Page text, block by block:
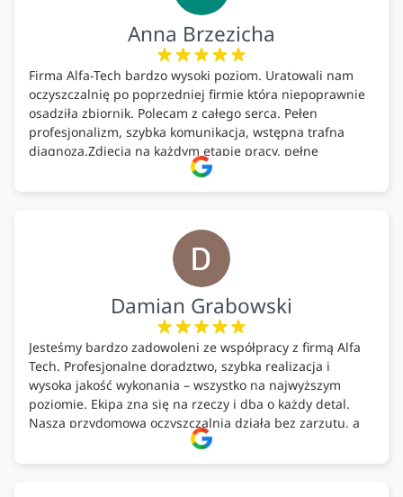
Anna Brzezicha
Firma Alfa-Tech bardzo wysoki poziom. Uratowali nam
oczyszczalnię po poprzedniej firmie która niepoprawnie
osadziła zbiornik. Polecam z całego serca. Pełen
profesjonalizm, szybka komunikacja, wstępna trafna
diagnoza.Zdjęcia na każdym etapie pracy, pełne
doradztwo.Dobrze wyszkoleni i znający się na rzeczy.
Podsumowując ekipa na wysokim poziomie, rzetelna.
Damian Grabowski
Jesteśmy bardzo zadowoleni ze współpracy z firmą Alfa
Tech. Profesjonalne doradztwo, szybka realizacja i
wysoka jakość wykonania – wszystko na najwyższym
poziomie. Ekipa zna się na rzeczy i dba o każdy detal.
Nasza przydomowa oczyszczalnia działa bez zarzutu, a
całość została wykonana zgodnie z terminem i
ustaleniami. Z czystym sumieniem polecamy Alfa Tech